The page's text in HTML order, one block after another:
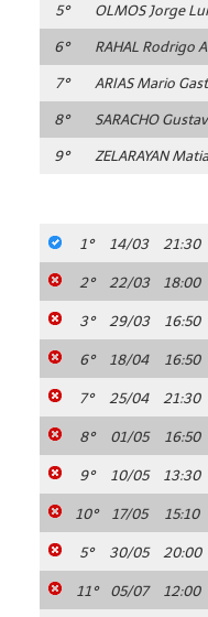
5° OLMOSJorge
6° RAHAL Rodrigo
7° ARIASMario
8° SARACHO
9° ZELARAYAN
1° 14/03 21:30
2° 22/03 18:00
3° 29/03 16:50
6° 18/04 16:50
7° 25/04 21:30
8° 01/05 16:50
9° 10/05 13:30
10° 17/05 15:10
5° 30/05 20:00
11° 05/07 12:00